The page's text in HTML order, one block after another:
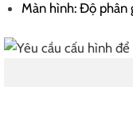
Màn hình: Độ phân